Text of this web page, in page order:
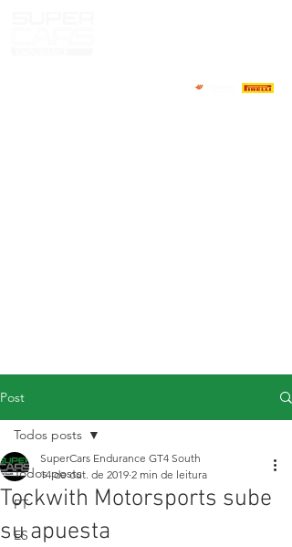
Post
Todos posts
PT
ES
Todos posts
Tockwith Motorsports sube
su apuesta
SuperCars Endurance GT4 South
14 de out. de 2019 2 min de leitura